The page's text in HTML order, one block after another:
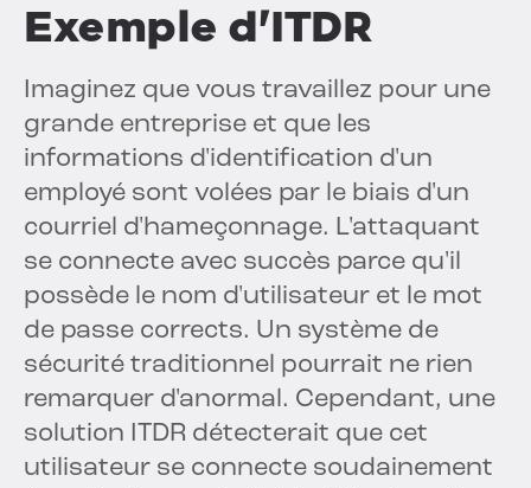
Exemple d'ITDR
Imaginez que vous travaillez pour une
grande entreprise et que les
informations d'identification d'un
employé sont volées par le biais d'un
courriel d'hameçonnage. L'attaquant
se connecte avec succès parce qu'il
possède le nom d'utilisateur et le mot
de passe corrects. Un système de
sécurité traditionnel pourrait ne rien
remarquer d'anormal. Cependant, une
solution ITDR détecterait que cet
utilisateur se connecte soudainement